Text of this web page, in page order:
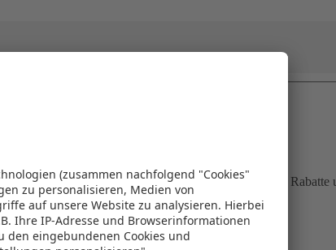
– das spart Zeit und Geld. Nutzen Sie attraktive Rabatte